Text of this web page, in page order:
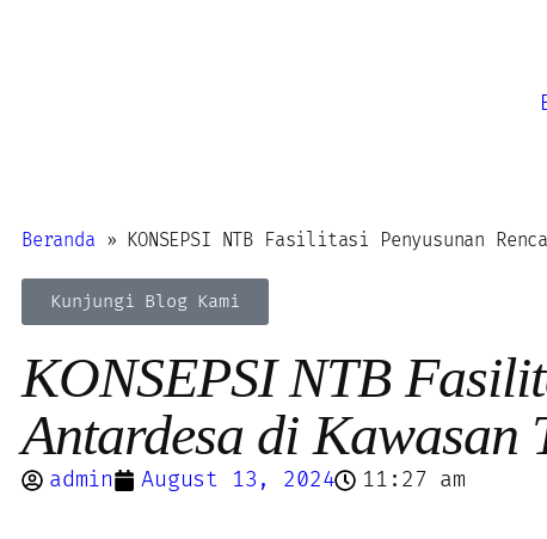
Beranda » KONSEPSI NTB Fasilitasi Penyusunan
Kunjungi Blog Kami
KONSEPSI NTB
Antardesa di Kawasan
admin August 13, 2024 11:27 am